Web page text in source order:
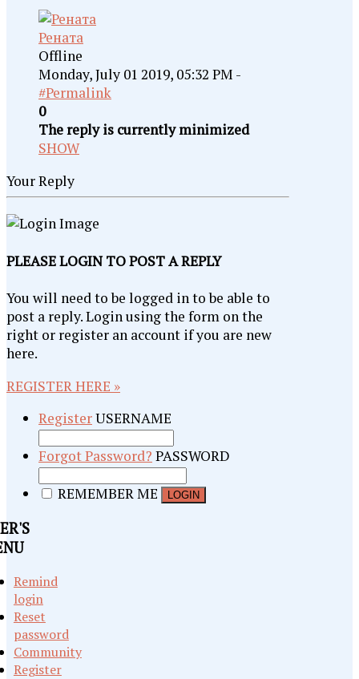
Рената
Offline
Monday, July 01 2019, 05:32 PM -
#Permalink
0
The reply is currently minimized
SHOW
Your Reply
PLEASE LOGIN TO POST A REPLY
You will need to be logged in to be able to
post a reply. Login using the form on the
right or register an account if you are new
here.
REGISTER HERE »
RegisterUSERNAME
Forgot Password? PASSWORD
REMEMBER ME
Remind
login
Reset
password
Community
Register